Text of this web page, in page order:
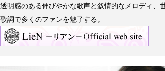
透明感のある伸びやかな歌声と叙情的なメロディ、
歌詞で多くのファンを魅了する。